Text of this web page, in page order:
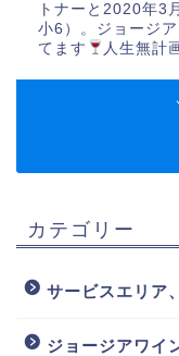
トナーと2020年3
小6）。ジョージ
てます
人生無計
カテゴリー
サービスエリア
ジョージアワイ